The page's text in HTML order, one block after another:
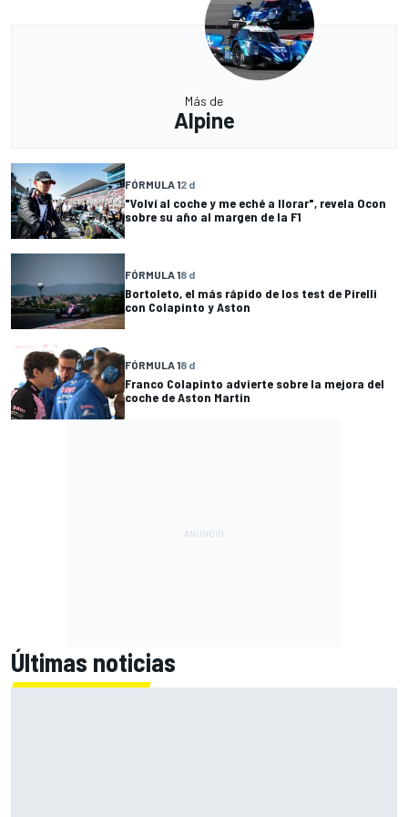
Más de
Alpine
FÓRMULA 12 d
"Volví al coche y me eché a llorar", revela Ocon
sobre su año al margen de la F1
FÓRMULA 18 d
Bortoleto, el más rápido de los test de Pirelli
con Colapinto y Aston
FÓRMULA 18 d
Franco Colapinto advierte sobre la mejora del
coche de Aston Martin
Últimas noticias